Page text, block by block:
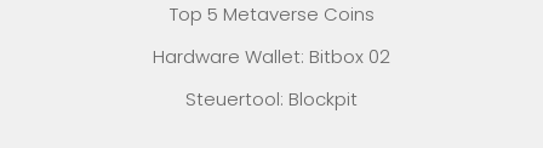
Top 5 Metaverse Coins
Hardware Wallet: Bitbox 02
Steuertool: Blockpit